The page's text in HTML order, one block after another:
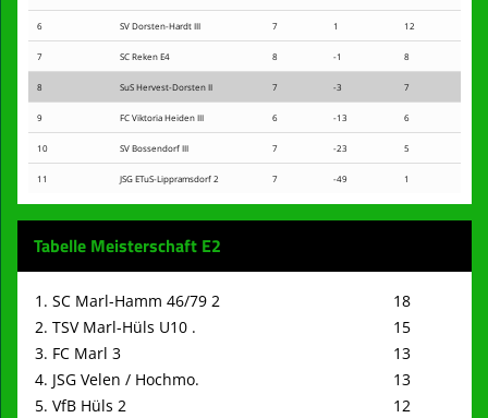
6 SV Dorsten-Hardt III 7 1 12
7 SC Reken E4 8 -1 8
8 SuS Hervest-Dorsten II 7 -3 7
9 FC Viktoria Heiden III 6 -13 6
10 SV Bossendorf III 7 -23 5
11 JSG ETuS-Lippramsdorf 2 7 -49 1
Tabelle Meisterschaft E2
1. SC Marl-Hamm 46/79 2
18
2. TSV Marl-Hüls U10 .
15
3. FC Marl 3
13
4. JSG Velen / Hochmo.
13
5. VfB Hüls 2
12